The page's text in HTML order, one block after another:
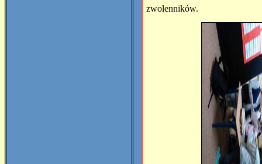
zwolenników.